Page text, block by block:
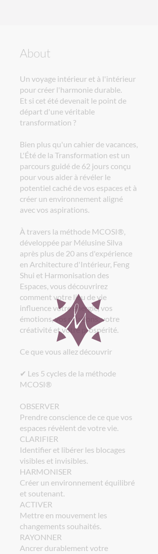
About
Un voyage intérieur et à l'intérieur
pour créer l'harmonie durable.
Et si cet été devenait le point de
départ d'une véritable
transformation ?
Bien plus qu'un cahier de vacances,
L'Été de la Transformation est un
parcours guidé de 62 jours conçu
pour vous aider à révéler le
potentiel caché de vos espaces et à
créer un environnement aligné
avec vos aspirations.
À travers la méthode MCOSI®,
développée par Mélusine Silva
après plus de 20 ans d'expérience
en Architecture d'Intérieur, Feng
Shui et Harmonisation des
Espaces, vous découvrirez
comment votre lieu de vie
influence votre énergie, vos
émotions, vos relations, votre
créativité et votre prospérité.
Ce que vous allez découvrir
✔ Les 5 cycles de la méthode
MCOSI®
OBSERVER
Prendre conscience de ce que vos
espaces révèlent de votre vie.
CLARIFIER
Identifier et libérer les blocages
visibles et invisibles.
HARMONISER
Créer un environnement équilibré
et soutenant.
ACTIVER
Mettre en mouvement les
changements souhaités.
RAYONNER
Ancrer durablement votre